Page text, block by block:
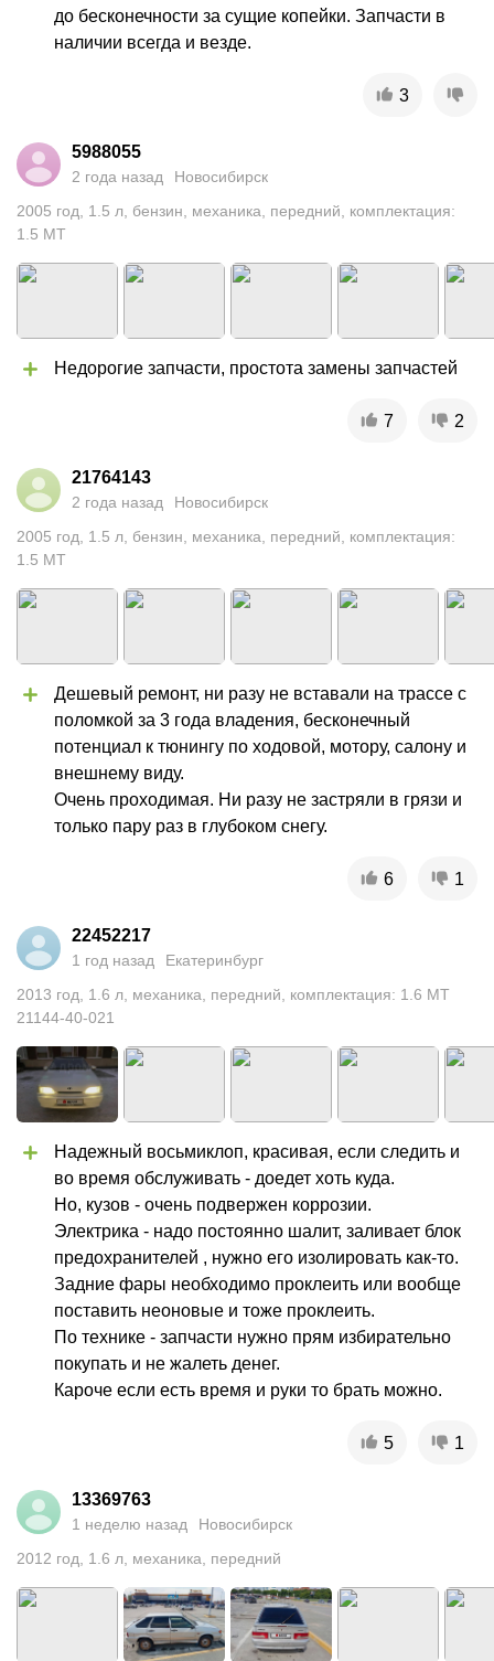
до бесконечности за сущие копейки. Запчасти в
наличии всегда и везде.
3
5988055
2 года назад
Новосибирск
2005 год 1.5 л бензин механика передний
комплектация:
1.5 MT
Недорогие запчасти, простота замены запчастей
7 2
21764143
2 года назад
Новосибирск
2005 год 1.5 л бензин механика передний
комплектация:
1.5 MT
Дешевый ремонт, ни разу не вставали на трассе с
поломкой за 3 года владения, бесконечный
потенциал к тюнингу по ходовой, мотору, салону и
внешнему виду.
Очень проходимая. Ни разу не застряли в грязи и
только пару раз в глубоком снегу.
6 1
22452217
1 год назад
Екатеринбург
2013 год 1.6 л механика передний
комплектация: 1.6 MT
21144-40-021
Надежный восьмиклоп, красивая, если следить и
во время обслуживать - доедет хоть куда.
Но, кузов - очень подвержен коррозии.
Электрика - надо постоянно шалит, заливает блок
предохранителей , нужно его изолировать как-то.
Задние фары необходимо проклеить или вообще
поставить неоновые и тоже проклеить.
По технике - запчасти нужно прям избирательно
покупать и не жалеть денег.
Кароче если есть время и руки то брать можно.
5 1
13369763
1 неделю назад
Новосибирск
2012 год 1.6 л механика передний